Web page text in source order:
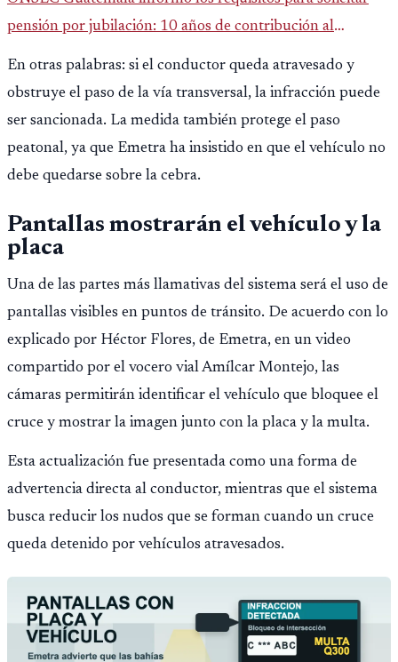
pensión por jubilación: 10 años de contribución al
Montepío y 50 años de edad, o 20 años de servicio sin
importar edad.
En otras palabras: si el conductor queda atravesado y
obstruye el paso de la vía transversal, la infracción puede
ser sancionada. La medida también protege el paso
peatonal, ya que Emetra ha insistido en que el vehículo no
debe quedarse sobre la cebra.
Pantallas mostrarán el vehículo y la
placa
Una de las partes más llamativas del sistema será el uso de
pantallas visibles en puntos de tránsito. De acuerdo con lo
explicado por Héctor Flores, de Emetra, en un video
compartido por el vocero vial Amílcar Montejo, las
cámaras permitirán identificar el vehículo que bloquee el
cruce y mostrar la imagen junto con la placa y la multa.
Esta actualización fue presentada como una forma de
advertencia directa al conductor, mientras que el sistema
busca reducir los nudos que se forman cuando un cruce
queda detenido por vehículos atravesados.